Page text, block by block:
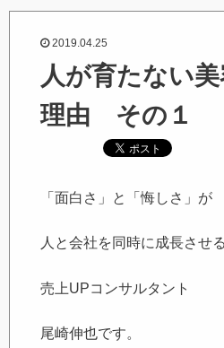
2019.04.25
人が育たない
理由 その１
「面白さ」と「悔しさ」が
人と会社を同時に成長させる
売上UPコンサルタント
尾崎伸也です。